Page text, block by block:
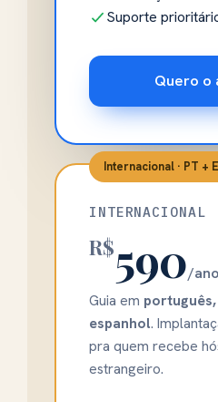
Suporte
Quero o
Internacional · PT +
INTERNACIONAL
R$590/ano
Guia em
espanhol.
pra quem recebe
estrangeiro.